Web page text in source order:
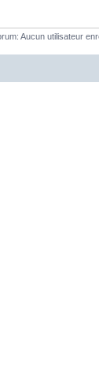
Aucun utilisateur